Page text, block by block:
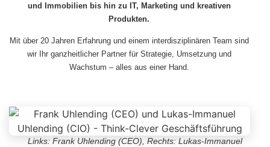
und Immobilien bis hin zu IT, Marketing und kreativen
Produkten.
Mit über 20 Jahren Erfahrung und einem interdisziplinären Team sind
wir Ihr ganzheitlicher Partner für Strategie, Umsetzung und
Wachstum – alles aus einer Hand.
Links: Frank Uhlending (CEO), Rechts: Lukas-Immanuel